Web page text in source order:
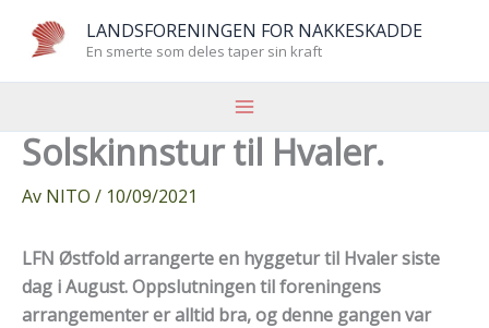
LANDSFORENINGEN FOR NAKKESKADDE
En smerte som deles taper sin kraft
Solskinnstur til Hvaler.
Av NITO / 10/09/2021
LFN Østfold arrangerte en hyggetur til Hvaler siste
dag i August. Oppslutningen til foreningens
arrangementer er alltid bra, og denne gangen var